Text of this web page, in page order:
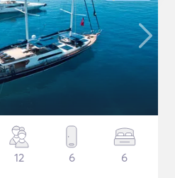
12 6 6